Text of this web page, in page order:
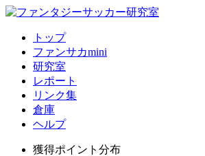
トップ
ファンサカmini
研究室
レポート
リンク集
倉庫
ヘルプ
獲得ポイント分布